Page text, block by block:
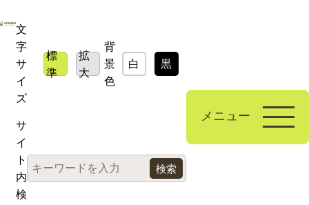
文
字
サ
イ
ズ
標
準
拡
大
背
景
色
白 黒
サ
イ
ト
内
検
メニュー